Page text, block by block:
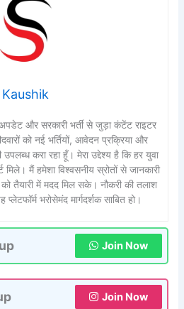
Kaushik
और सरकारी भर्ती से जुड़ा कंटेंट राइटर
को नई भर्तियों, आवेदन प्रक्रिया और
करा रहा हूँ। मेरा उद्देश्य है कि हर युवा
मैं हमेशा विश्वसनीय स्रोतों से जानकारी
को तैयारी में मदद मिल सके। नौकरी की तलाश
भरोसेमंद मार्गदर्शक साबित हो।
Join Now
Join Now